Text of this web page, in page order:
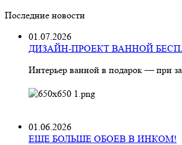
Последние новости
01.07.2026
ДИЗАЙН-ПРОЕКТ ВАННОЙ
Интерьер ванной в подарок — при
01.06.2026
ЕЩЕ БОЛЬШЕ ОБОЕВ В ИНКОМ!